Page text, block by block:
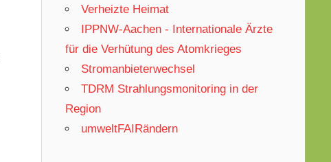
Verheizte Heimat
IPPNW-Aachen - Internationale Ärzte
für die Verhütung des Atomkrieges
Stromanbieterwechsel
TDRM Strahlungsmonitoring in der
Region
umweltFAIRändern